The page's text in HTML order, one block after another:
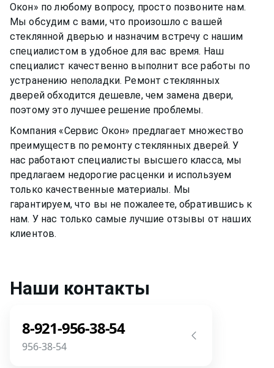
Окон» по любому вопросу, просто позвоните нам.
Мы обсудим с вами, что произошло с вашей
стеклянной дверью и назначим встречу с нашим
специалистом в удобное для вас время. Наш
специалист качественно выполнит все работы по
устранению неполадки. Ремонтстеклянных
дверейобходится дешевле, чем замена двери,
поэтому это лучшее решение проблемы.
Компания «Сервис Окон» предлагает множество
преимуществ по ремонту стеклянных дверей. У
нас работают специалисты высшего класса, мы
предлагаем недорогие расценки и используем
только качественные материалы. Мы
гарантируем, что вы не пожалеете, обратившись к
нам. У нас только самые лучшие отзывы от наших
клиентов.
Наши контакты
8-921-956-38-54
956-38-54